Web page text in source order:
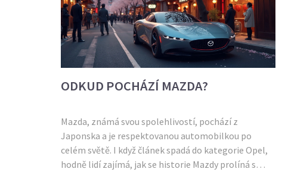
ODKUD POCHÁZÍ MAZDA?
Mazda, známá svou spolehlivostí, pochází z
Japonska a je respektovanou automobilkou po
celém světě. I když článek spadá do kategorie Opel,
hodně lidí zajímá, jak se historie Mazdy prolíná s